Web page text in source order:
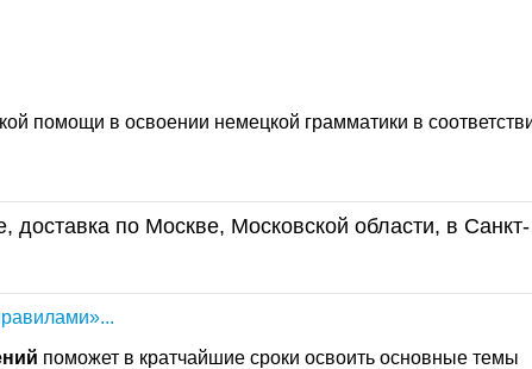
помощи в освоении немецкой грамматики в
доставка по Москве, Московской области, в Санкт-
поможет в кратчайшие сроки освоить основные темы